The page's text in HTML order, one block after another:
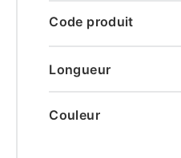
Code produit
Longueur
Couleur